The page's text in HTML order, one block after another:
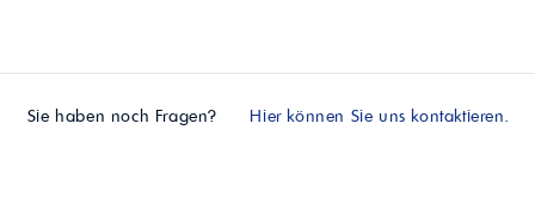
Sie haben noch Fragen? Hier können Sie uns kontaktieren.